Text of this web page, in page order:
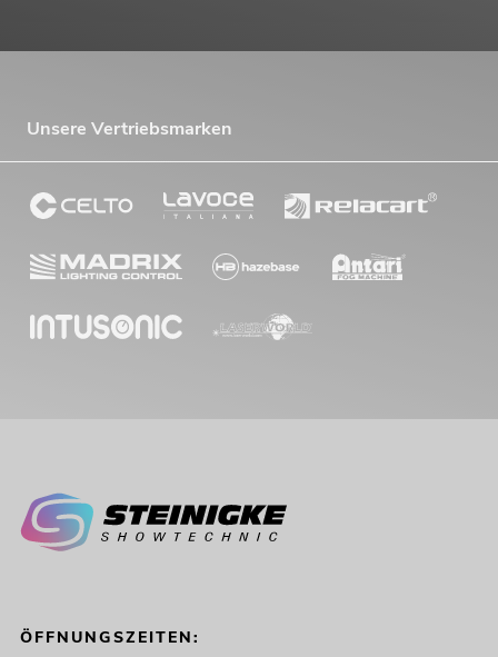
EUROLITE Set 2x LED KLS Laser Bar
PRO + Easy Show + 2x M-4
No. 20000868
Bestand reicht ca. 12 Wo.
-16%
Unsere Vertriebsmarken
ÖFFNUNGSZEITEN: